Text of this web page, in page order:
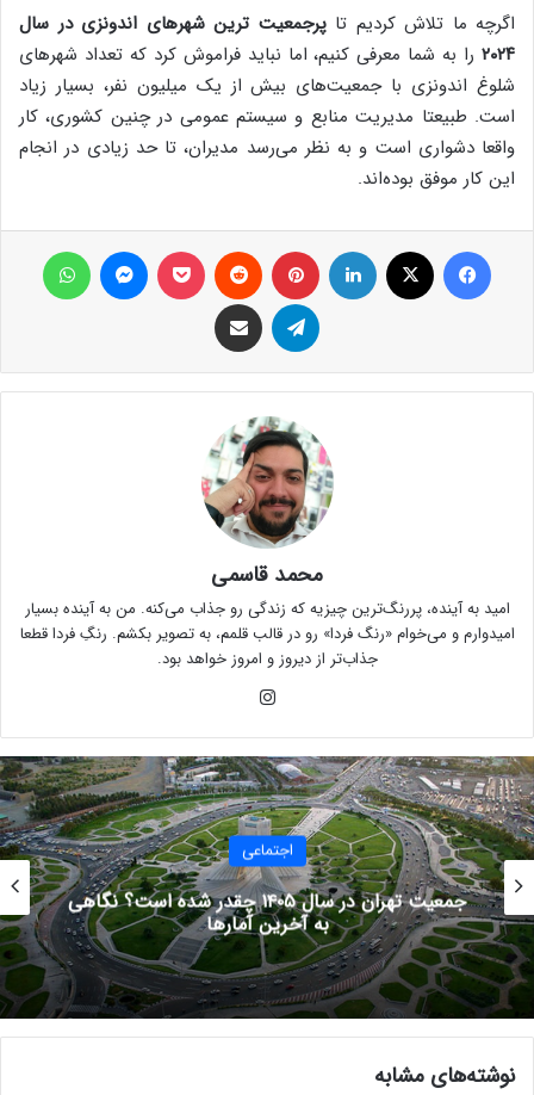
اگرچه ما تلاش کردیم تاپرجمعیت ترین شهرهای اندونزی در سال
۲۰۲۴ را به شما معرفی کنیم، اما نباید فراموش کرد که تعداد شهرهای
شلوغ اندونزی با جمعیت‌های بیش از یک میلیون نفر، بسیار زیاد
است. طبیعتا مدیریت منابع و سیستم عمومی در چنین کشوری، کار
واقعا دشواری است و به نظر می‌رسد مدیران، تا حد زیادی در انجام
این کار موفق بوده‌اند.
محمد قاسمی
امید به آینده، پررنگ‌ترین چیزیه که زندگی رو جذاب می‌کنه. من به آینده بسیار
امیدوارم و می‌خوام «رنگ فردا» رو در قالب قلمم، به تصویر بکشم. رنگِ فردا قطعا
جذاب‌تر از دیروز و امروز خواهد بود.
گرام
اقتصاد
معرفی بهترین سایت های دریافت طلای
(تست‌شده %۱۰۰ تضمینی)
نوشته‌های مشابه